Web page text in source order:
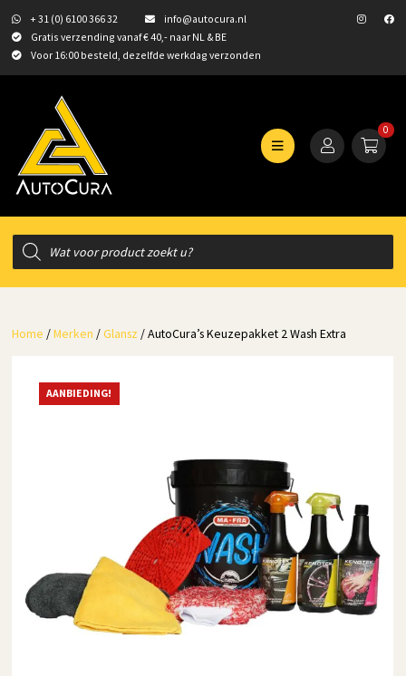
+ 31 (0) 6100 366 32
info@autocura.nl
Gratis verzending vanaf € 40,- naar NL & BE
Voor 16:00 besteld, dezelfde werkdag verzonden
0
Producten
zoeken
Home /Merken /Glansz / AutoCura’s Keuzepakket 2 Wash Extra
AANBIEDING!